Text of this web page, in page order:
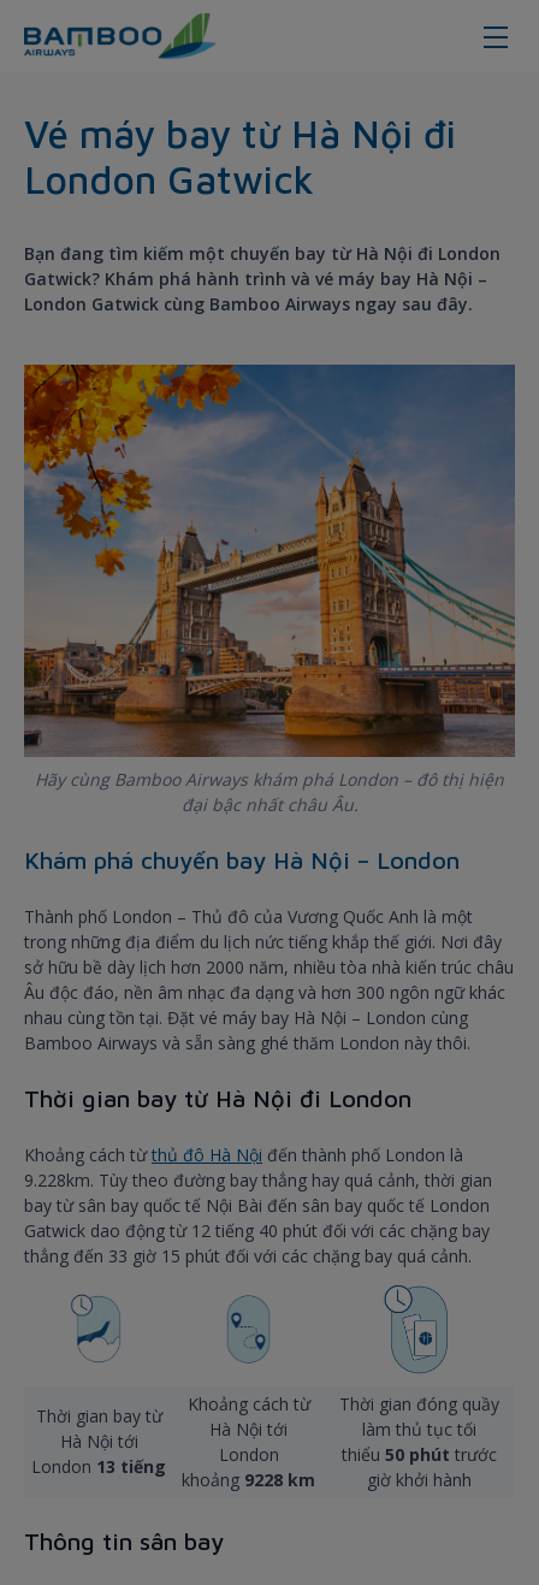
Vé máy bay từ Hà Nội đi
London Gatwick
Bạn đang tìm kiếm một chuyến bay từ Hà Nội đi London
Gatwick? Khám phá hành trình và vé máy bay Hà Nội –
London Gatwick cùng Bamboo Airways ngay sau đây.
Hãy cùng Bamboo Airways khám phá London – đô thị hiện
đại bậc nhất châu Âu.
Khám phá chuyến bay Hà Nội – London
Thành phố London – Thủ đô của Vương Quốc Anh là một
trong những địa điểm du lịch nức tiếng khắp thế giới. Nơi đây
sở hữu bề dày lịch hơn 2000 năm, nhiều tòa nhà kiến trúc châu
Âu độc đáo, nền âm nhạc đa dạng và hơn 300 ngôn ngữ khác
nhau cùng tồn tại. Đặt vé máy bay Hà Nội – London cùng
Bamboo Airways và sẵn sàng ghé thăm London này thôi.
Thời gian bay từ Hà Nội đi London
Khoảng cách từthủ đô Hà Nội đến thành phố London là
9.228km. Tùy theo đường bay thẳng hay quá cảnh, thời gian
bay từ sân bay quốc tế Nội Bài đến sân bay quốc tế London
Gatwick dao động từ 12 tiếng 40 phút đối với các chặng bay
thẳng đến 33 giờ 15 phút đối với các chặng bay quá cảnh.
Thời gian bay từ
Hà Nội tới
London 13 tiếng
Khoảng cách từ
Hà Nội tới
London
khoảng 9228 km
Thời gian đóng quầy
làm thủ tục tối
thiểu 50 phút trước
giờ khởi hành
Thông tin sân bay